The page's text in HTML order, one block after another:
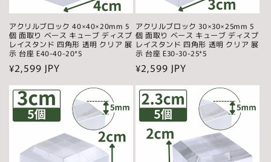
アクリルブロック 40×40×20mm 5
個 面取り ベース キューブ ディスプ
レイスタンド 四角形 透明 クリア 展
示 台座 E40-40-20*5
通
常
価
格
¥2,599 JPY
アクリルブロック 30×30×25mm 5
個 面取り ベース キューブ ディスプ
レイスタンド 四角形 透明 クリア 展
示 台座 E30-30-25*5
通
常
価
格
¥2,599 JPY